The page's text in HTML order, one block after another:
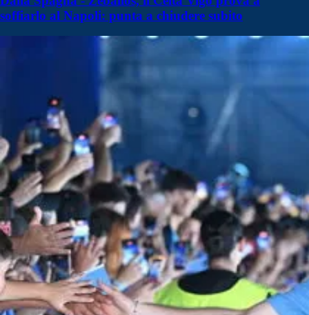
soffiarlo al Napoli: punta a chiudere subito